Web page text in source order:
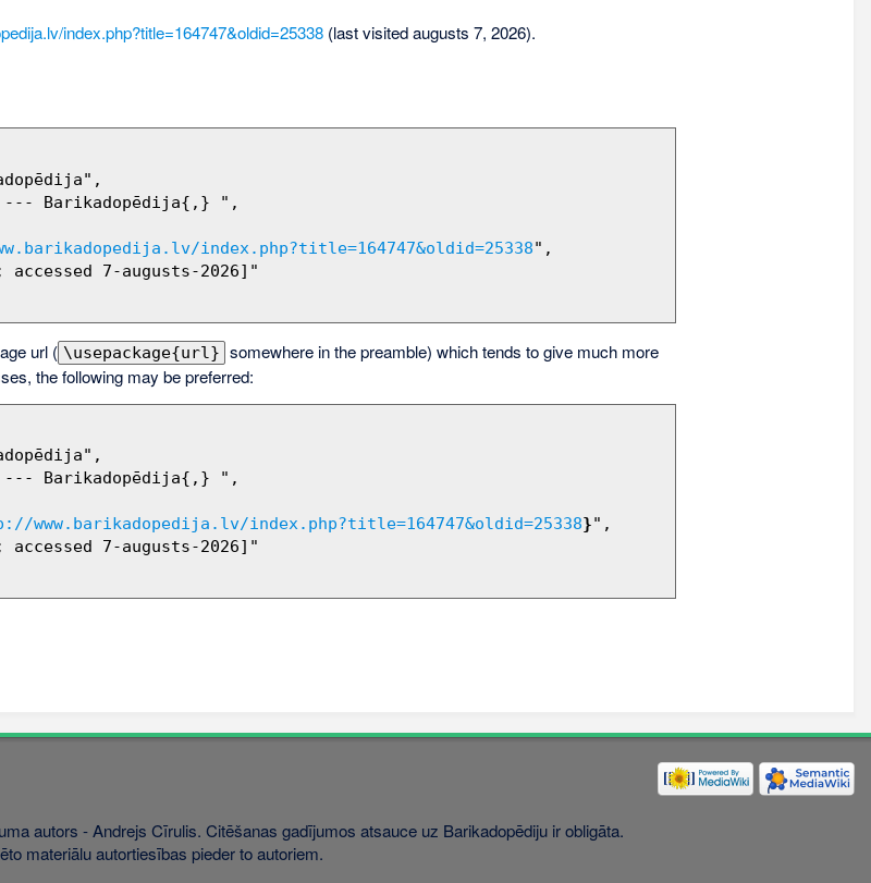
index.php?title=164747&oldid=25338(last visited augusts 7, 2026).
index.php?title=164747&oldid=25338",
url ( \usepackage{url} somewhere in the preamble) which tends to give much more
the following may be preferred:
www.barikadopedija.lv/index.php?title=164747&oldid=25338}",
autors - Andrejs Cīrulis. Citēšanas gadījumos atsauce uz Barikadopēdiju ir obligāta.
materiālu autortiesības pieder to autoriem.